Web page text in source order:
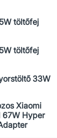
töltőfej
töltőfej
33W
Xiaomi
67W Hyper